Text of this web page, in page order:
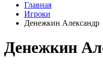
Главная
Игроки
Денежкин Александр
Денежкин